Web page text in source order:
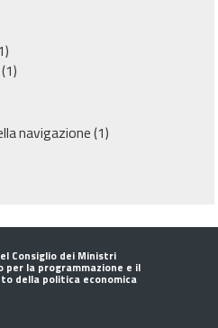
(1)
navigazione(1)
Consiglio dei Ministri
per la programmazione e il
della politica economica